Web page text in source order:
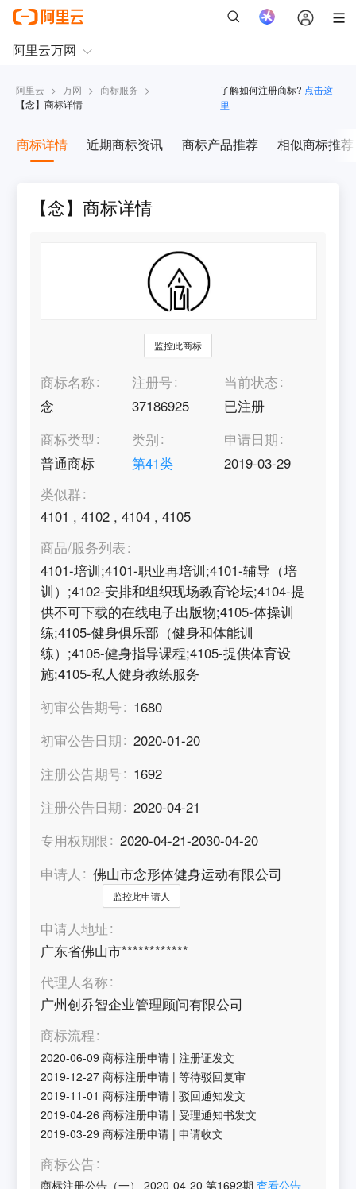
阿里云 > 万网 > 商标服务 >
【念】商标详情
了解如何注册商标? 点击这
里
商标详情 近期商标资讯 商标产品推荐 相似商标推荐
【念】商标详情
监控此商标
商标名称
念
注册号
37186925
当前状态
已注册
商标类型
普通商标
类别
第41类
申请日期
2019-03-29
类似群
4101 ,4102 ,4104 ,4105
商品/服务列表
4101-培训;4101-职业再培训;4101-辅导（培
训）;4102-安排和组织现场教育论坛;4104-提
供不可下载的在线电子出版物;4105-体操训
练;4105-健身俱乐部（健身和体能训
练）;4105-健身指导课程;4105-提供体育设
施;4105-私人健身教练服务
初审公告期号
1680
初审公告日期
2020-01-20
注册公告期号
1692
注册公告日期
2020-04-21
专用权期限
2020-04-21-2030-04-20
申请人
佛山市念形体健身运动有限公司
监控此申请人
申请人地址
广东省佛山市************
代理人名称
广州创乔智企业管理顾问有限公司
商标流程
2020-06-09 商标注册申请 |注册证发文
2019-12-27 商标注册申请 |等待驳回复审
2019-11-01 商标注册申请 |驳回通知发文
2019-04-26 商标注册申请 |受理通知书发文
2019-03-29 商标注册申请 |申请收文
商标公告
商标注册公告（一） 2020-04-20 第1692期 查看公告